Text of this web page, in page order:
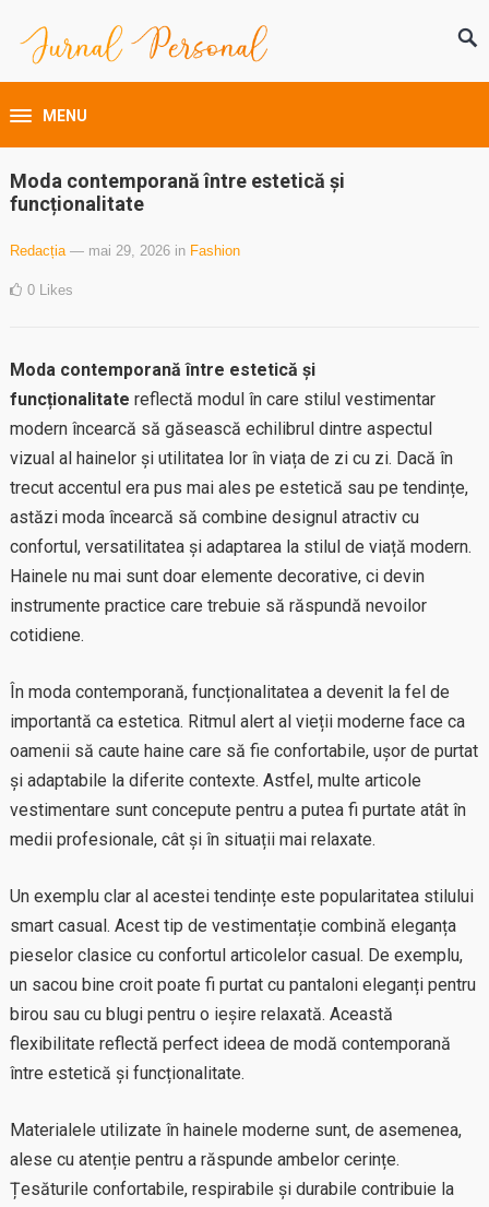
MENU
Moda contemporană între estetică și
funcționalitate
Redacția — mai 29, 2026 in Fashion
0 Likes
Moda contemporană între estetică și
funcționalitate reflectă modul în care stilul vestimentar
modern încearcă să găsească echilibrul dintre aspectul
vizual al hainelor și utilitatea lor în viața de zi cu zi. Dacă în
trecut accentul era pus mai ales pe estetică sau pe tendințe,
astăzi moda încearcă să combine designul atractiv cu
confortul, versatilitatea și adaptarea la stilul de viață modern.
Hainele nu mai sunt doar elemente decorative, ci devin
instrumente practice care trebuie să răspundă nevoilor
cotidiene.
În moda contemporană, funcționalitatea a devenit la fel de
importantă ca estetica. Ritmul alert al vieții moderne face ca
oamenii să caute haine care să fie confortabile, ușor de purtat
și adaptabile la diferite contexte. Astfel, multe articole
vestimentare sunt concepute pentru a putea fi purtate atât în
medii profesionale, cât și în situații mai relaxate.
Un exemplu clar al acestei tendințe este popularitatea stilului
smart casual. Acest tip de vestimentație combină eleganța
pieselor clasice cu confortul articolelor casual. De exemplu,
un sacou bine croit poate fi purtat cu pantaloni eleganți pentru
birou sau cu blugi pentru o ieșire relaxată. Această
flexibilitate reflectă perfect ideea de modă contemporană
între estetică și funcționalitate.
Materialele utilizate în hainele moderne sunt, de asemenea,
alese cu atenție pentru a răspunde ambelor cerințe.
Țesăturile confortabile, respirabile și durabile contribuie la